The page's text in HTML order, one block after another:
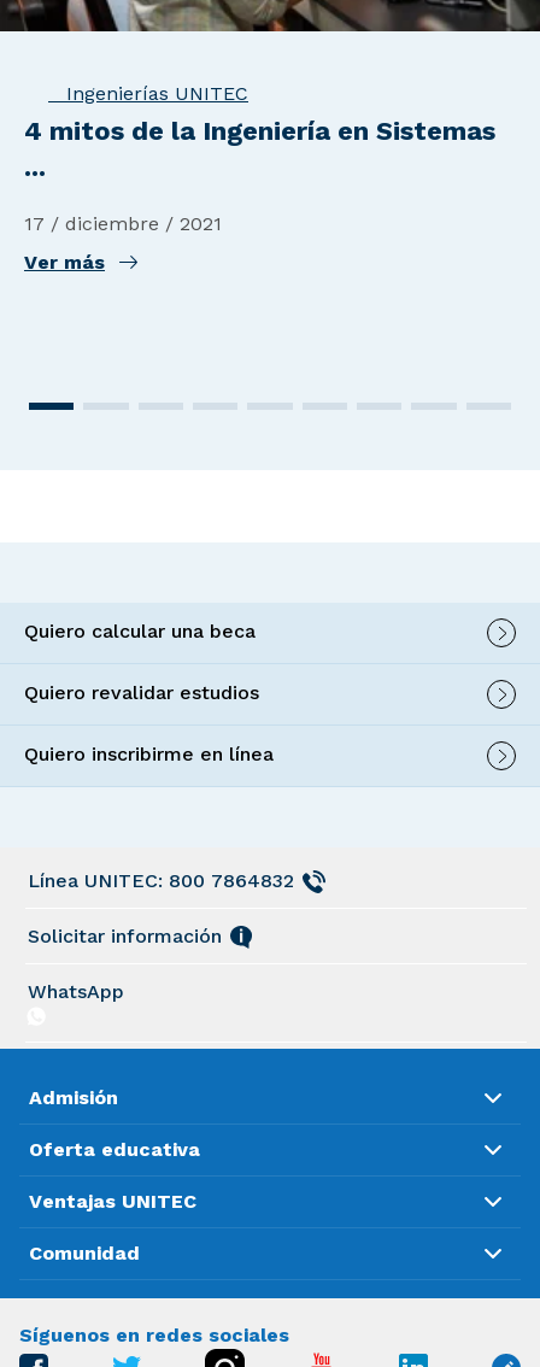
Ingenierías UNITEC
4 mitos de la Ingeniería en Sistemas
...
17 / diciembre / 2021
Ver más
Quiero calcular una beca
Quiero revalidar estudios
Quiero inscribirme en línea
Línea UNITEC: 800 7864832
Solicitar información
WhatsApp
Admisión
Oferta educativa
Ventajas UNITEC
Comunidad
Síguenos en redes sociales